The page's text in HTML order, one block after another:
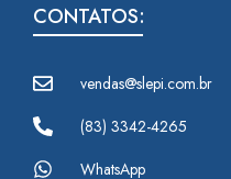
CONTATOS:
vendas@slepi.com.br
(83) 3342-4265
WhatsApp